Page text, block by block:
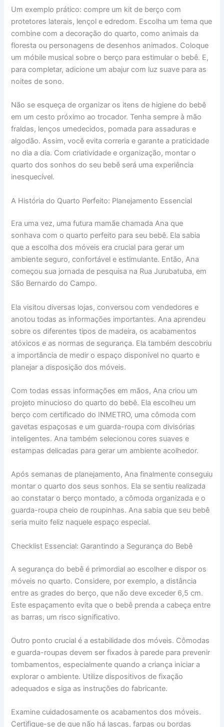
Um exemplo prático: compre um kit de berço com
protetores laterais, lençol e edredom. Escolha um tema que
combine com a decoração do quarto, como animais da
floresta ou personagens de desenhos animados. Coloque
um móbile musical sobre o berço para estimular o bebê. E,
para completar, adicione um abajur com luz suave para as
noites de sono.
Não se esqueça de organizar os itens de higiene do bebê
em um cesto próximo ao trocador. Tenha sempre à mão
fraldas, lenços umedecidos, pomada para assaduras e
algodão. Assim, você evita correria e garante a praticidade
no dia a dia. Com criatividade e organização, montar o
quarto dos sonhos do seu bebê será uma experiência
inesquecível.
A História do Quarto Perfeito: Planejamento Essencial
Era uma vez, uma futura mamãe chamada Ana que
sonhava com o quarto perfeito para seu bebê. Ela sabia
que a escolha dos móveis era crucial para gerar um
ambiente seguro, confortável e estimulante. Então, Ana
começou sua jornada de pesquisa na Rua Jurubatuba, em
São Bernardo do Campo.
Ela visitou diversas lojas, conversou com vendedores e
anotou todas as informações importantes. Ana aprendeu
sobre os diferentes tipos de madeira, os acabamentos
atóxicos e as normas de segurança. Ela também descobriu
a importância de medir o espaço disponível no quarto e
planejar a disposição dos móveis.
Com todas essas informações em mãos, Ana criou um
projeto minucioso do quarto do bebê. Ela escolheu um
berço com certificado do INMETRO, uma cômoda com
gavetas espaçosas e um guarda-roupa com divisórias
inteligentes. Ana também selecionou cores suaves e
estampas delicadas para gerar um ambiente acolhedor.
Após semanas de planejamento, Ana finalmente conseguiu
montar o quarto dos seus sonhos. Ela se sentiu realizada
ao constatar o berço montado, a cômoda organizada e o
guarda-roupa cheio de roupinhas. Ana sabia que seu bebê
seria muito feliz naquele espaço especial.
Checklist Essencial: Garantindo a Segurança do Bebê
A segurança do bebê é primordial ao escolher e dispor os
móveis no quarto. Considere, por exemplo, a distância
entre as grades do berço, que não deve exceder 6,5 cm.
Este espaçamento evita que o bebê prenda a cabeça entre
as barras, um risco significativo.
Outro ponto crucial é a estabilidade dos móveis. Cômodas
e guarda-roupas devem ser fixados à parede para prevenir
tombamentos, especialmente quando a criança iniciar a
explorar o ambiente. Utilize dispositivos de fixação
adequados e siga as instruções do fabricante.
Examine cuidadosamente os acabamentos dos móveis.
Certifique-se de que não há lascas, farpas ou bordas